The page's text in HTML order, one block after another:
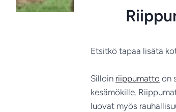
Etsitkö tapaa lisätä
Silloin riippumatto on
kesämökille.
luovat myös